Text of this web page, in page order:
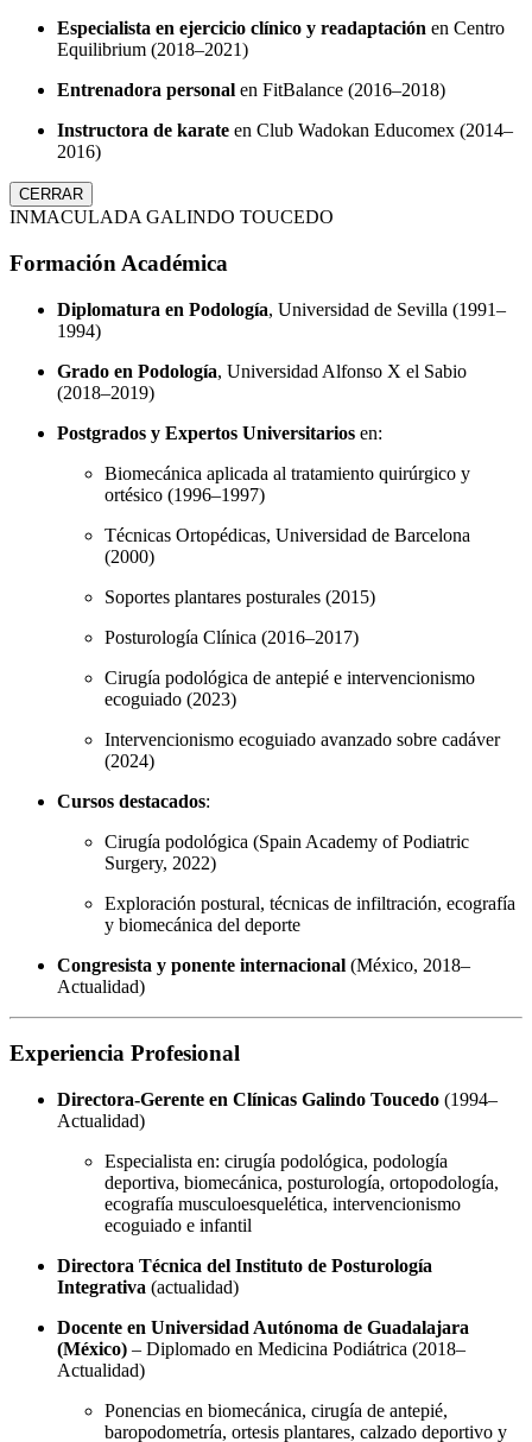
Especialista en ejercicio clínico y readaptación en Centro
Equilibrium (2018–2021)
Entrenadora personal en FitBalance (2016–2018)
Instructora de karate en Club Wadokan Educomex (2014–
2016)
CERRAR
INMACULADA GALINDO TOUCEDO
Formación Académica
Diplomatura en Podología, Universidad de Sevilla (1991–
1994)
Grado en Podología, Universidad Alfonso X el Sabio
(2018–2019)
Postgrados y Expertos Universitarios en:
Biomecánica aplicada al tratamiento quirúrgico y
ortésico (1996–1997)
Técnicas Ortopédicas, Universidad de Barcelona
(2000)
Soportes plantares posturales (2015)
Posturología Clínica (2016–2017)
Cirugía podológica de antepié e intervencionismo
ecoguiado (2023)
Intervencionismo ecoguiado avanzado sobre cadáver
(2024)
Cursos destacados:
Cirugía podológica (Spain Academy of Podiatric
Surgery, 2022)
Exploración postural, técnicas de infiltración, ecografía
y biomecánica del deporte
Congresista y ponente internacional (México, 2018–
Actualidad)
Experiencia Profesional
Directora-Gerente en Clínicas Galindo Toucedo (1994–
Actualidad)
Especialista en: cirugía podológica, podología
deportiva, biomecánica, posturología, ortopodología,
ecografía musculoesquelética, intervencionismo
ecoguiado e infantil
Directora Técnica del Instituto de Posturología
Integrativa (actualidad)
Docente en Universidad Autónoma de Guadalajara
(México) – Diplomado en Medicina Podiátrica (2018–
Actualidad)
Ponencias en biomecánica, cirugía de antepié,
baropodometría, ortesis plantares, calzado deportivo y